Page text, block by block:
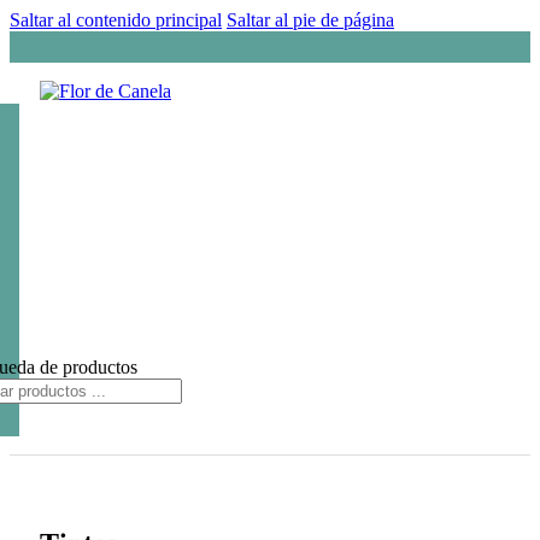
Saltar al contenido principal Saltar al pie de página
de productos